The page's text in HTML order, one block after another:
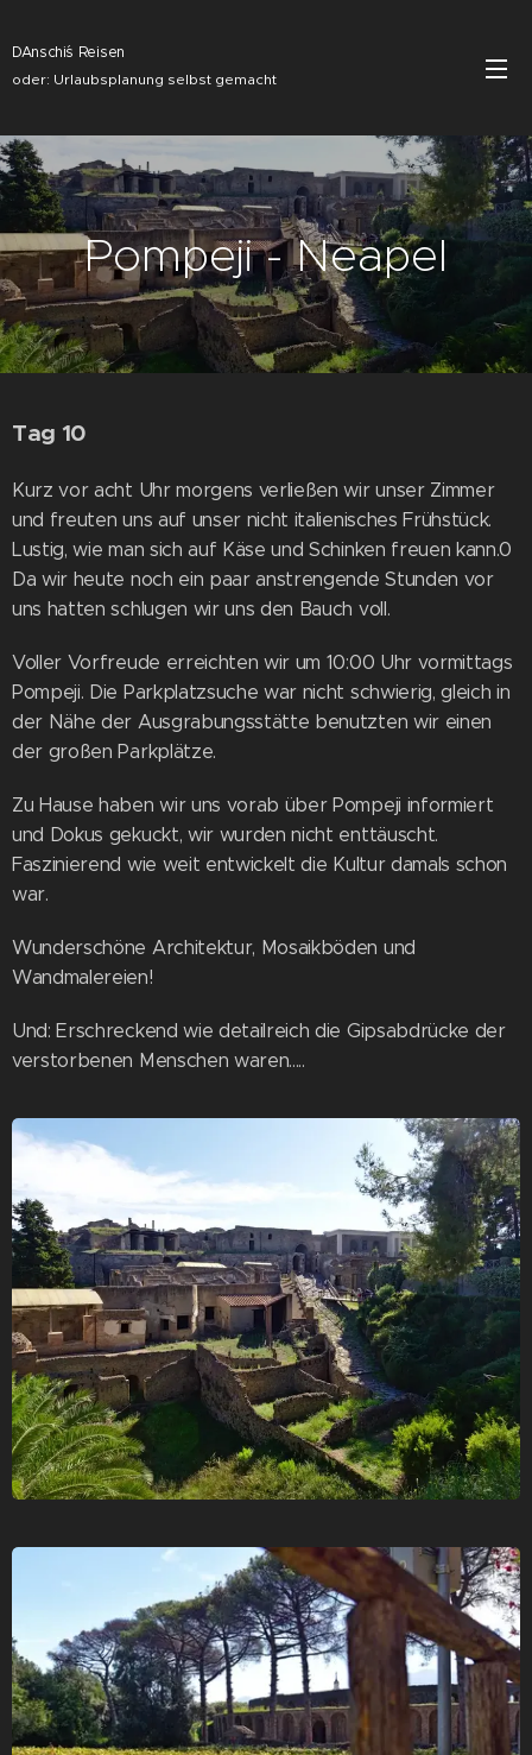
DAnschi´s Reisen
oder: Urlaubsplanung selbst gemacht
Pompeji - Neapel
Tag 10
Kurz vor acht Uhr morgens verließen wir unser Zimmer
und freuten uns auf unser nicht italienisches Frühstück.
Lustig, wie man sich auf Käse und Schinken freuen kann.0
Da wir heute noch ein paar anstrengende Stunden vor
uns hatten schlugen wir uns den Bauch voll.
Voller Vorfreude erreichten wir um 10:00 Uhr vormittags
Pompeji. Die Parkplatzsuche war nicht schwierig, gleich in
der Nähe der Ausgrabungsstätte benutzten wir einen
der großen Parkplätze.
Zu Hause haben wir uns vorab über Pompeji informiert
und Dokus gekuckt, wir wurden nicht enttäuscht.
Faszinierend wie weit entwickelt die Kultur damals schon
war.
Wunderschöne Architektur, Mosaikböden und
Wandmalereien!
Und: Erschreckend wie detailreich die Gipsabdrücke der
verstorbenen Menschen waren.....